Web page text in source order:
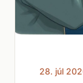
28. júl